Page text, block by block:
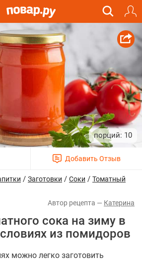
10
/ Заготовки / Соки / Томатный
Катерина
сока на зиму в
из помидоров
можно легко заготовить